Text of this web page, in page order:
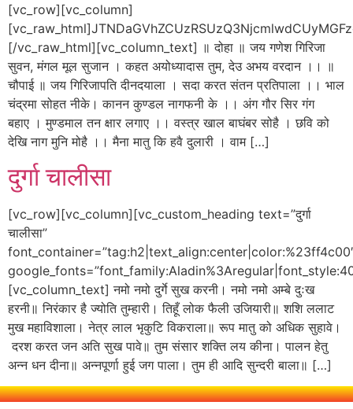
[vc_row][vc_column]
[/vc_raw_html][vc_column_text] ॥ दोहा ॥ जय गणेश गिरिजा
सुवन, मंगल मूल सुजान । कहत अयोध्यादास तुम, देउ अभय वरदान ।। ॥
चौपाई ॥ जय गिरिजापति दीनदयाला । सदा करत संतन प्रतिपाला ।। भाल
चंद्रमा सोहत नीके। कानन कुण्डल नागफनी के ।। अंग गौर सिर गंग
बहाए । मुण्डमाल तन क्षार लगाए ।। वस्त्र खाल बाघंबर सोहै । छवि को
देखि नाग मुनि मोहै ।। मैना मातु कि हवै दुलारी । वाम […]
दुर्गा चालीसा
[vc_row][vc_column][vc_custom_heading text=”दुर्गा
चालीसा”
[vc_column_text] नमो नमो दुर्गे सुख करनी। नमो नमो अम्बे दुःख
हरनी॥ निरंकार है ज्योति तुम्हारी। तिहूँ लोक फैली उजियारी॥ शशि ललाट
मुख महाविशाला। नेत्र लाल भृकुटि विकराला॥ रूप मातु को अधिक सुहावे।
दरश करत जन अति सुख पावे॥ तुम संसार शक्ति लय कीना। पालन हेतु
अन्न धन दीना॥ अन्नपूर्णा हुई जग पाला। तुम ही आदि सुन्दरी बाला॥ […]